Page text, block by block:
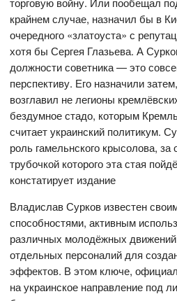
крайнем случае, назначил бы в
очередного «златоуста» с
хотя бы Сергея Глазьева. А
должности советника — это
перспективу. Его назначили
возглавил не легионы
бездумное стадо, которым
считает украинский политикум.
роль гамельнского крысолова, за
трубочкой которого эта стая
констатирует издание
Владислав Сурков известен
способностями, активным
различных молодёжных
отдельных персоналий для
эффектов. В этом ключе,
на украинское направление под